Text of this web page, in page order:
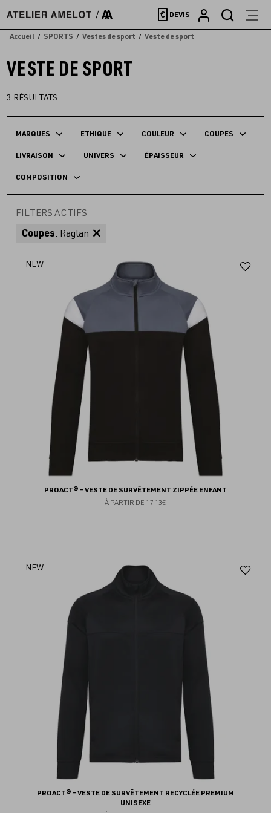
directement
au
€ DEVIS
Accueil SPORTS Vestes de sport Veste de sport
VESTE DE SPORT
3 RÉSULTATS
MARQUES ETHIQUE COULEUR COUPES
LIVRAISON UNIVERS ÉPAISSEUR
COMPOSITION
FILTERS ACTIFS
Coupes: Raglan
NEW
PROACT® - VESTE DE SURVÊTEMENT ZIPPÉE ENFANT
À PARTIR DE 17.13€
NEW
PROACT® - VESTE DE SURVÊTEMENT RECYCLÉE PREMIUM
UNISEXE